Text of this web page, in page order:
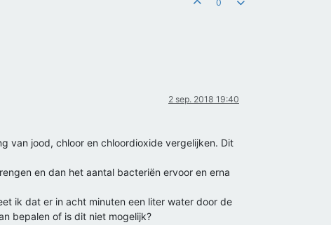
0
2 sep. 2018 19:40
van jood, chloor en chloordioxide vergelijken. Dit
en dan het aantal bacteriën ervoor en erna
ik dat er in acht minuten een liter water door de
bepalen of is dit niet mogelijk?